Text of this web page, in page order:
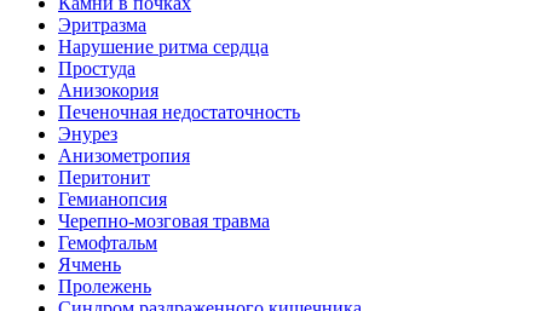
Эритразма
Нарушение ритма сердца
Простуда
Анизокория
Печеночная недостаточность
Энурез
Анизометропия
Перитонит
Гемианопсия
Черепно-мозговая травма
Гемофтальм
Ячмень
Пролежень